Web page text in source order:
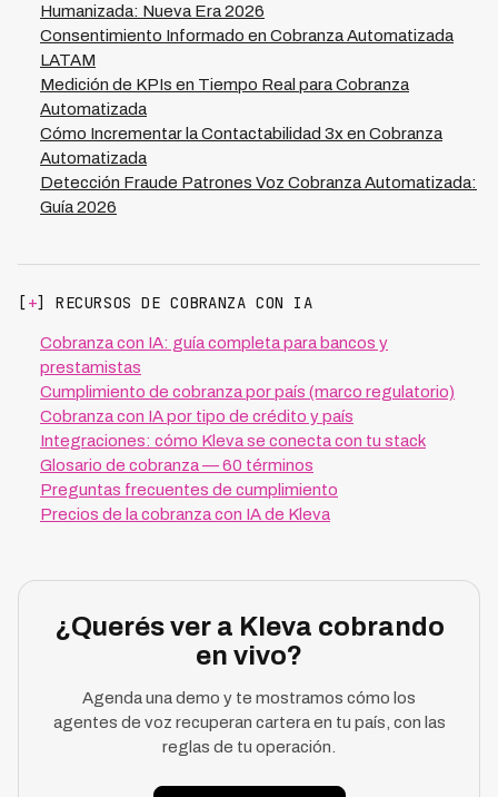
Humanizada: Nueva Era 2026
Consentimiento Informado en Cobranza Automatizada
LATAM
Medición de KPIs en Tiempo Real para Cobranza
Automatizada
Cómo Incrementar la Contactabilidad 3x en Cobranza
Automatizada
Detección Fraude Patrones Voz Cobranza Automatizada:
Guía 2026
[ +] RECURSOS DE COBRANZA CON IA
Cobranza con IA: guía completa para bancos y
prestamistas
Cumplimiento de cobranza por país (marco regulatorio)
Cobranza con IA por tipo de crédito y país
Integraciones: cómo Kleva se conecta con tu stack
Glosario de cobranza — 60 términos
Preguntas frecuentes de cumplimiento
Precios de la cobranza con IA de Kleva
¿Querés ver a Kleva cobrando
en vivo?
Agenda una demo y te mostramos cómo los
agentes de voz recuperan cartera en tu país, con las
reglas de tu operación.